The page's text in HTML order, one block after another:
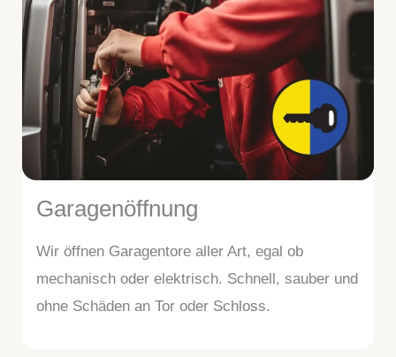
Garagenöffnung
Wir öffnen Garagentore aller Art, egal ob
mechanisch oder elektrisch. Schnell, sauber und
ohne Schäden an Tor oder Schloss.